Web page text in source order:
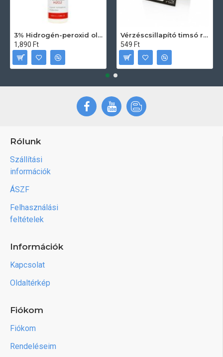
3% Hidrogén-peroxid oldat (sebfertőtlenítő) 100ml
1,890 Ft
Vérzéscsillapító timsó rúd 20db
549 Ft
Rólunk
Szállítási
információk
ÁSZF
Felhasználási
feltételek
Információk
Kapcsolat
Oldaltérkép
Fiókom
Fiókom
Rendeléseim